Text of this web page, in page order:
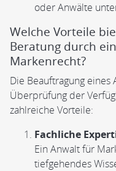
oder Anwälte
Welche Vorteile
Beratung durch
Markenrecht?
Die Beauftragung
Überprüfung der
zahlreiche Vorteile:
Fachliche
Ein Anwalt für
tiefgehendes